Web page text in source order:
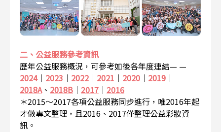
二、公益服務參考資訊
歷年公益服務概況，可參考如後各年度連結— —
2024｜ 2023 ｜ 2022 ｜ 2021 ｜ 2020 ｜ 2019 ｜
2018A、 2018B ｜ 2017 ｜ 2016
＊2015～2017各項公益服務同步進行，唯2016年起
才做專文整理，且2016、2017僅整理公益彩妝資
訊。